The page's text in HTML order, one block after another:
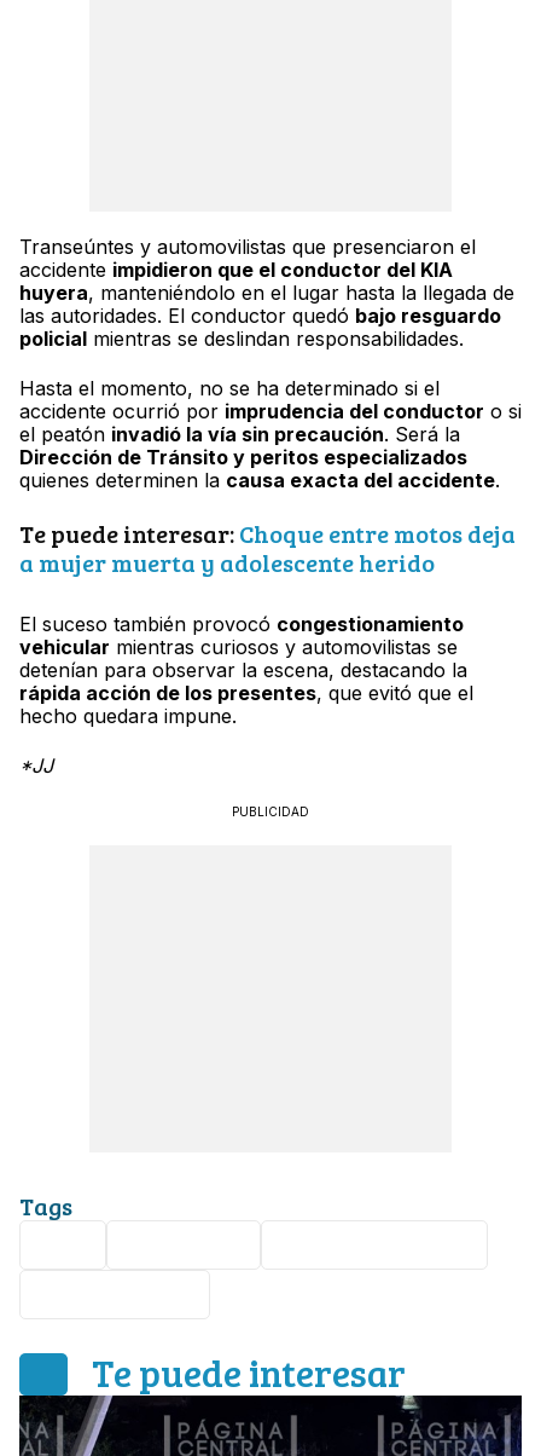
Transeúntes y automovilistas que presenciaron el
accidente impidieron que el conductor del KIA
huyera, manteniéndolo en el lugar hasta la llegada de
las autoridades. El conductor quedó bajo resguardo
policial mientras se deslindan responsabilidades.
Hasta el momento, no se ha determinado si el
accidente ocurrió por imprudencia del conductor o si
el peatón invadió la vía sin precaución. Será la
Dirección de Tránsito y peritos especializados
quienes determinen la causa exacta del accidente.
Te puede interesar:Choque entre motos deja
a mujer muerta y adolescente herido
El suceso también provocó congestionamiento
vehicular mientras curiosos y automovilistas se
detenían para observar la escena, destacando la
rápida acción de los presentes, que evitó que el
hecho quedara impune.
*JJ
PUBLICIDAD
Tags
Te puede interesar